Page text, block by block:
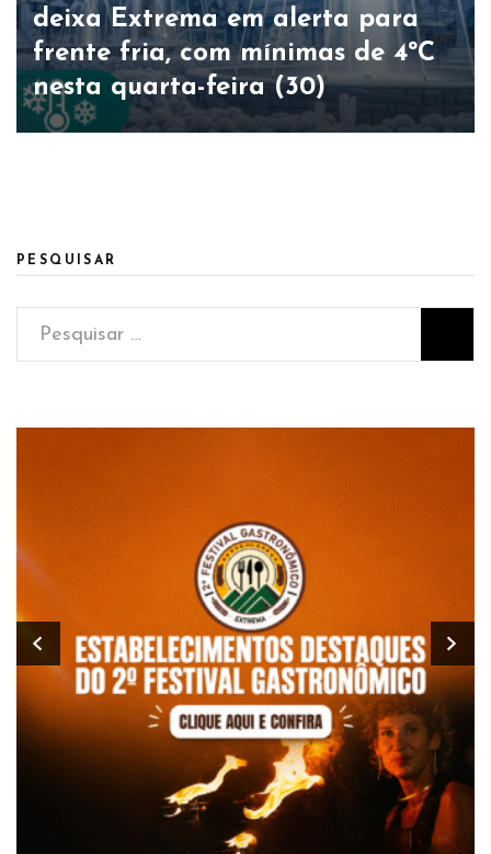
deixa Extrema em alerta para
frente fria, com mínimas de 4ºC
nesta quarta-feira (30)
PESQUISAR
Pesquisar
por: